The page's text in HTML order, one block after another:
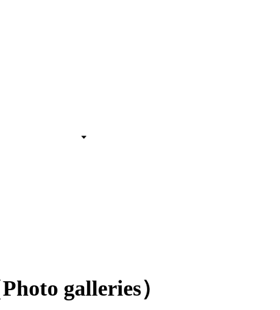
galleries）